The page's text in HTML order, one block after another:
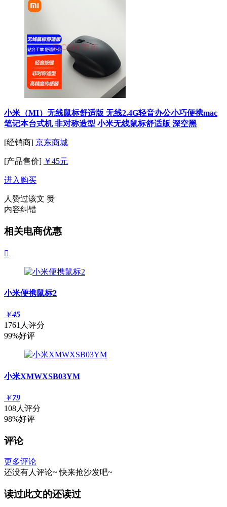
小米（MI）无线鼠标舒适版 无线2.4G轻音办公小巧便携mac
笔记本台式机 非对称造型 小米无线鼠标舒适版 深空黑
[经销商] 京东商城
[产品售价] ￥45元
进入购买
人赞过该文 赞
内容纠错
相关电商优惠

小米便携鼠标2
￥45
1761人评分
99%好评
小米XMWXSB03YM
￥79
108人评分
98%好评
评论
更多评论
还没有人评论~ 快来抢沙发吧~
读过此文的还读过